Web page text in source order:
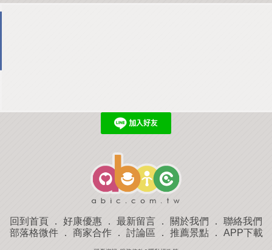
回到首頁 ． 好康優惠 ． 最新留言 ． 關於我們 ． 聯絡我們
部落格微件． 商家合作． 討論區 ． 推薦景點． APP下載